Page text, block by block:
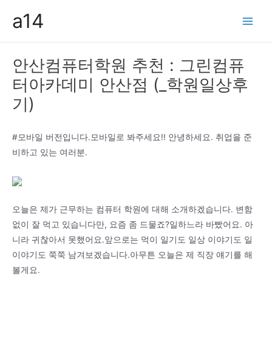
a14
안산컴퓨터학원 추천 : 그린컴퓨
터아카데미 안산점 (_학원일상후
기)
#모바일 버전입니다.모바일로 봐주세요!! 안녕하세요. 취업을 준
비하고 있는 여러분.
오늘은 제가 근무하는 컴퓨터 학원에 대해 소개하겠습니다. 변함
없이 잘 먹고 있습니다만, 요즘 좀 드물죠?일하느라 바빴어요. 아
니라 귀찮아서 못했어요.앞으로는 먹이 일기도 일상 이야기도 일
이야기도 쭉쭉 남겨보겠습니다.아무튼 오늘은 제 직장 얘기를 해
볼게요.